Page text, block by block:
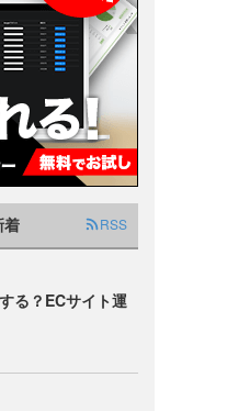
着 RSS
る？ECサイト運